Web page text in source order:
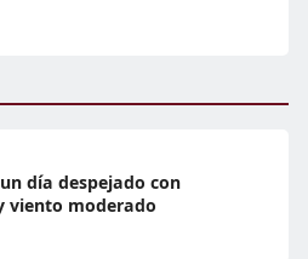
día despejado con
viento moderado